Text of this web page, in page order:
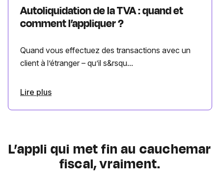
Autoliquidation de la TVA : quand et
comment l’appliquer ?
Quand vous effectuez des transactions avec un
client à l’étranger – qu’il s&rsqu...
Lire plus
L’appli qui met fin au cauchemar
fiscal, vraiment.